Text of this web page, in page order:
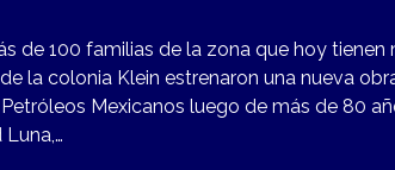
Contacto
de 100 familias de la zona que hoy tienen
la colonia Klein estrenaron una nueva
Mexicanos luego de más de 80